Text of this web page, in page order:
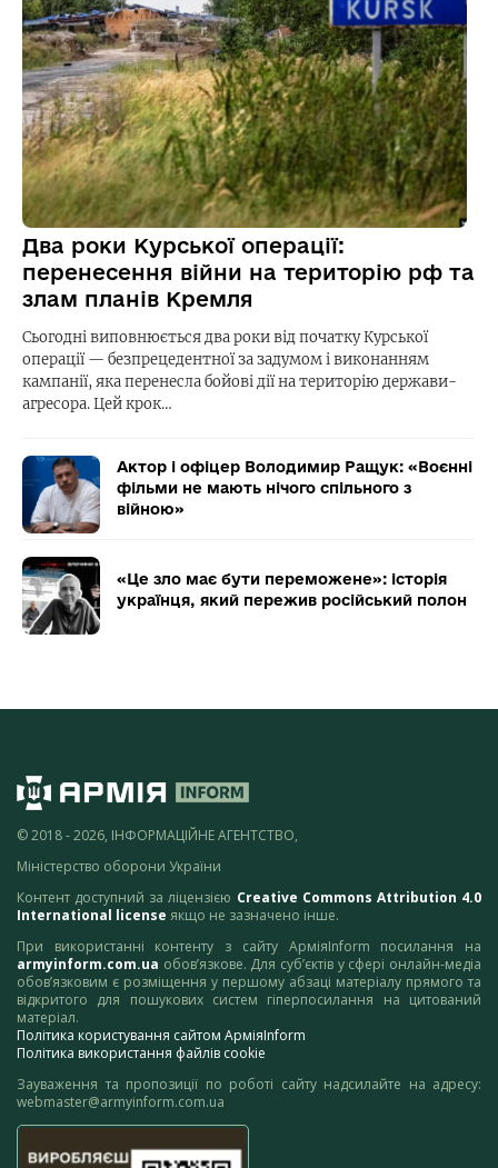
Два роки Курської операції:
перенесення війни на територію рф та
злам планів Кремля
Сьогодні виповнюється два роки від початку Курської
операції — безпрецедентної за задумом і виконанням
кампанії, яка перенесла бойові дії на територію держави-
агресора. Цей крок…
Актор і офіцер Володимир Ращук: «Воєнні
фільми не мають нічого спільного з
війною»
«Це зло має бути переможене»: історія
українця, який пережив російський полон
© 2018 - 2026, ІНФОРМАЦІЙНЕ АГЕНТСТВО,
Міністерство оборони України
Контент доступний за ліцензією Creative Commons Attribution 4.0
International license якщо не зазначено інше.
При використанні контенту з сайту АрміяInform посилання на
armyinform.com.ua обов’язкове. Для суб’єктів у сфері онлайн-медіа
обов’язковим є розміщення у першому абзаці матеріалу прямого та
відкритого для пошукових систем гіперпосилання на цитований
матеріал.
Політика користування сайтом АрміяInform
Політика використання файлів cookie
Зауваження та пропозиції по роботі сайту надсилайте на адресу:
webmaster@armyinform.com.ua